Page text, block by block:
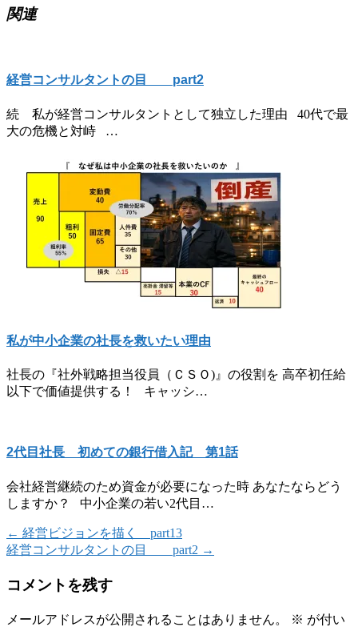
中…
関連
経営コンサルタントの目 part2
続 私が経営コンサルタントとして独立した理由 40代で最
大の危機と対峙 …
私が中小企業の社長を救いたい理由
社長の『社外戦略担当役員（ＣＳＯ)』の役割を 高卒初任給
以下で価値提供する！ キャッシ…
2代目社長 初めての銀行借入記 第1話
会社経営継続のため資金が必要になった時 あなたならどう
しますか？ 中小企業の若い2代目…
← 経営ビジョンを描く part13
経営コンサルタントの目 part2 →
コメントを残す
メールアドレスが公開されることはありません。 ※ が付い